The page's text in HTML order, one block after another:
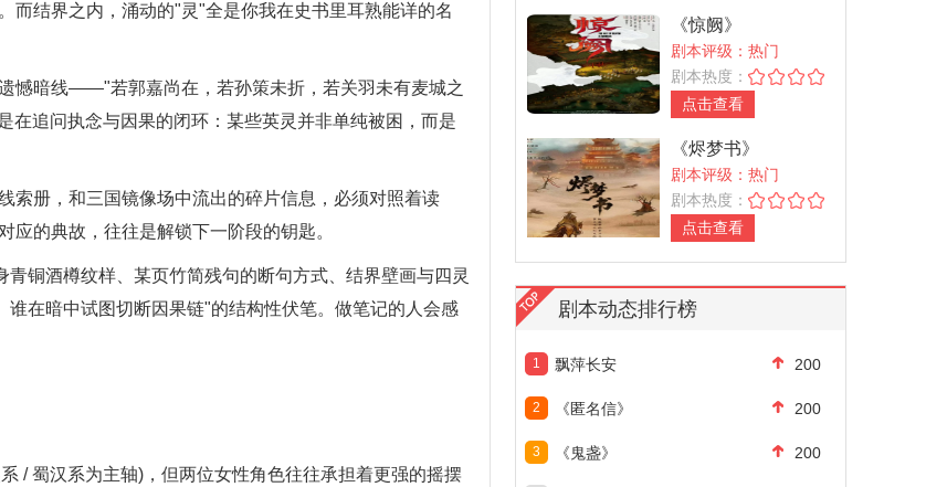
而结界之内，涌动的"灵"全是你我在史书里耳熟能详的名
暗线——"若郭嘉尚在，若孙策未折，若关羽未有麦城之
追问执念与因果的闭环：某些英灵并非单纯被困，而是
册，和三国镜像场中流出的碎片信息，必须对照着读
的典故，往往是解锁下一阶段的钥匙。
酒樽纹样、某页竹简残句的断句方式、结界壁画与四灵
在暗中试图切断因果链"的结构性伏笔。做笔记的人会感
蜀汉系为主轴)，但两位女性角色往往承担着更强的摇摆
《惊阙》
剧本评级：热门
剧本热度：
点击查看
《烬梦书》
剧本评级：热门
剧本热度：
点击查看
剧本动态排行榜
1 飘萍长安 200
2 《匿名信》 200
3 《鬼盏》 200